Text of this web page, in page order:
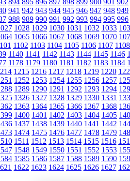
894 895 896 897 898 899 900 901 902
941 942 943 944 945 946 947 948 949
988 989 990 991 992 993 994 995 996
1028 1029 1030 1031 1032 1033
1065 1066 1067 1068 1069 1070
1102 1103 1104 1105 1106 1107 1108
1140 1141 1142 1143 1144 1145 1146
1178 1179 1180 1181 1182 1183 1184
1215 1216 1217 1218 1219 1220
1252 1253 1254 1255 1256 1257
1289 1290 1291 1292 1293 1294
1326 1327 1328 1329 1330 1331
1363 1364 1365 1366 1367 1368
1400 1401 1402 1403 1404 1405
1437 1438 1439 1440 1441 1442
1474 1475 1476 1477 1478 1479
1511 1512 1513 1514 1515 1516
1548 1549 1550 1551 1552 1553
1585 1586 1587 1588 1589 1590
1622 1623 1624 1625 1626 1627